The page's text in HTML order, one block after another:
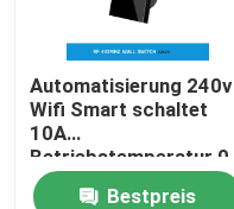
Automatisierung 240v
Wifi Smart schaltet
10A
Betriebstemperatur 0-
40℃
Bestpreis